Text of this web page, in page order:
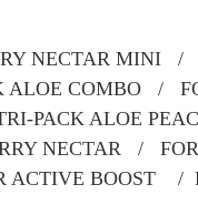
NECTAR MINI
COMBO /
PACK ALOE
NECTAR /
ACTIVE BOOST /